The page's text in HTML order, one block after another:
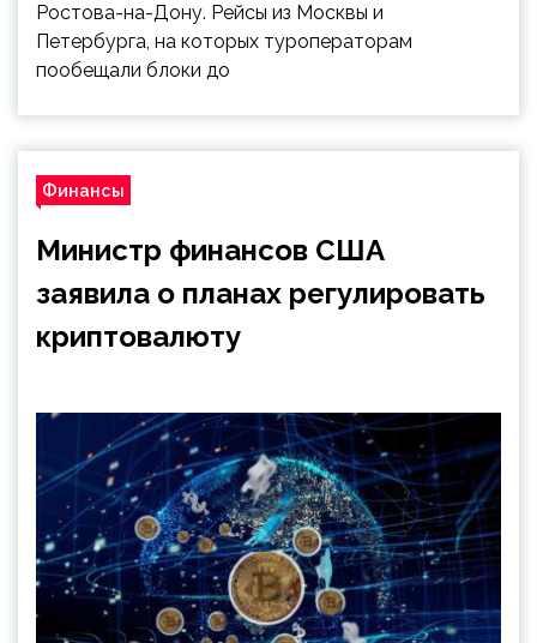
Ростова-на-Дону. Рейсы из Москвы и
Петербурга, на которых туроператорам
пообещали блоки до
Финансы
Министр финансов США
заявила о планах регулировать
криптовалюту